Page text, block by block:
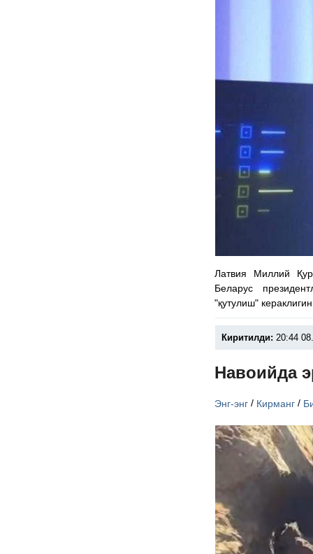
Латвия Миллий
Беларус
"қутулиш"
Киритилди: 20:44
Навоийда
Энг-энг / Кирманг /